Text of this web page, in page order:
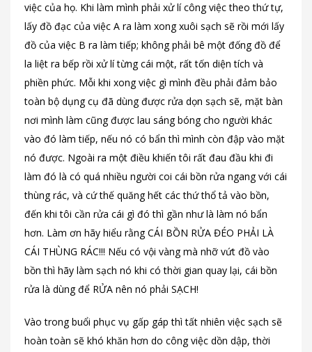
việc của họ. Khi làm mình phải xử lí công việc theo thứ tự,
lấy đồ đạc của việc A ra làm xong xuôi sạch sẽ rồi mới lấy
đồ của việc B ra làm tiếp; không phải bê một đống đồ để
la liệt ra bếp rồi xử lí từng cái một, rất tốn diện tích và
phiền phức. Mỗi khi xong việc gì mình đều phải đảm bảo
toàn bộ dụng cụ đã dùng được rửa dọn sạch sẽ, mặt bàn
nơi mình làm cũng được lau sáng bóng cho người khác
vào đó làm tiếp, nếu nó có bẩn thì mình còn đập vào mặt
nó được. Ngoài ra một điều khiến tôi rất đau đầu khi đi
làm đó là có quá nhiều người coi cái bồn rửa ngang với cái
thùng rác, và cứ thế quăng hết các thứ thổ tả vào bồn,
đến khi tôi cần rửa cái gì đó thì gần như là làm nó bẩn
hơn. Làm ơn hãy hiểu rằng CÁI BỒN RỬA ĐÉO PHẢI LÀ
CÁI THÙNG RÁC!!! Nếu có vội vàng mà nhỡ vứt đồ vào
bồn thì hãy làm sạch nó khi có thời gian quay lại, cái bồn
rửa là dùng để RỬA nên nó phải SẠCH!
Vào trong buổi phục vụ gấp gáp thì tất nhiên việc sạch sẽ
hoàn toàn sẽ khó khăn hơn do công việc dồn dập, thời